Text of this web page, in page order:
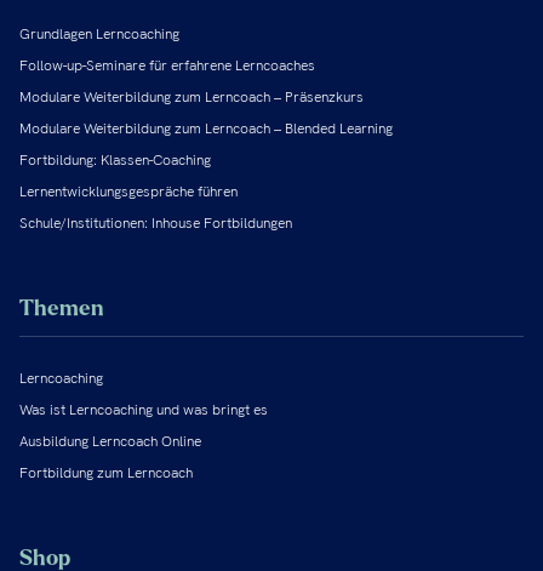
Grundlagen Lerncoaching
Follow-up-Seminare für erfahrene Lerncoaches
Modulare Weiterbildung zum Lerncoach – Präsenzkurs
Modulare Weiterbildung zum Lerncoach – Blended Learning
Fortbildung: Klassen-Coaching
Lernentwicklungsgespräche führen
Schule/Institutionen: Inhouse Fortbildungen
Themen
Lerncoaching
Was ist Lerncoaching und was bringt es
Ausbildung Lerncoach Online
Fortbildung zum Lerncoach
Shop